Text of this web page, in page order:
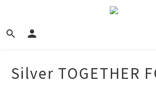
Silver TOGETHER